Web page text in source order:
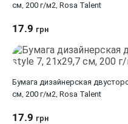
см, 200 г/м2, Rosa Talent
17.9 грн
Бумага дизайнерская
см, 200 г/м2, Rosa Talent
17.9 грн